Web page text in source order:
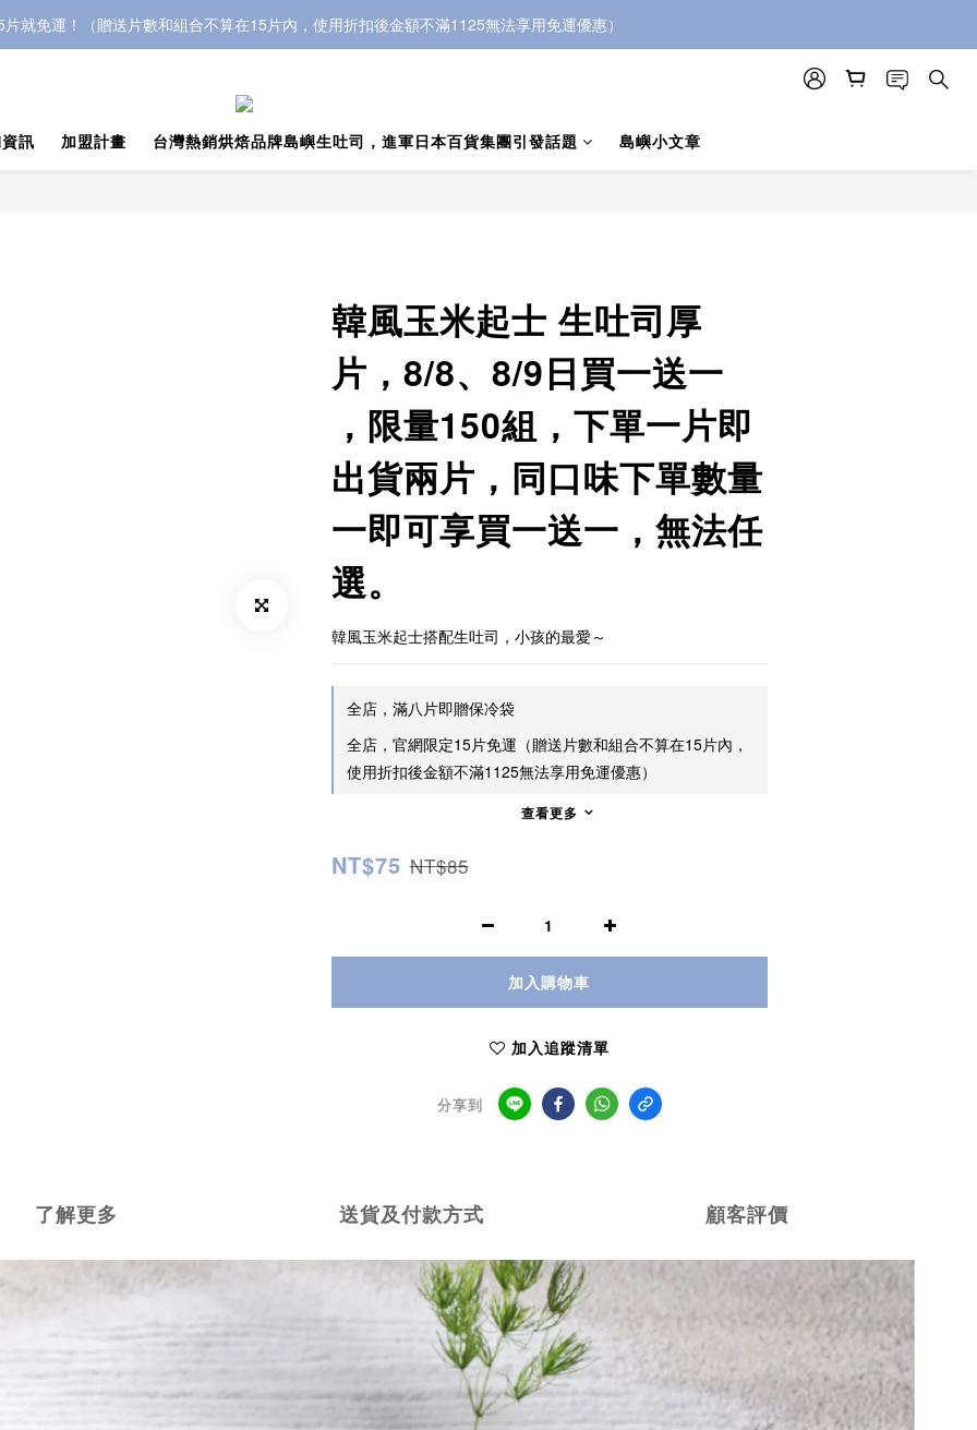
就免運！（贈送片數和組合不算在15片內，使用折扣後金額不滿1125無法享用免運優惠）
訊 加盟計畫 台灣熱銷烘焙品牌島嶼生吐司，進軍日本百貨集團引發話題 島嶼小文章
韓風玉米起士 生吐司厚
片，8/8、8/9日買一送一
，限量150組，下單一片即
出貨兩片，同口味下單數量
一即可享買一送一，無法任
選。
韓風玉米起士搭配生吐司，小孩的最愛～
全店，滿八片即贈保冷袋
全店，官網限定15片免運（贈送片數和組合不算在15片內，
使用折扣後金額不滿1125無法享用免運優惠）
查看更多
NT$75 NT$85
加入購物車
加入追蹤清單
分享到
了解更多 送貨及付款方式 顧客評價